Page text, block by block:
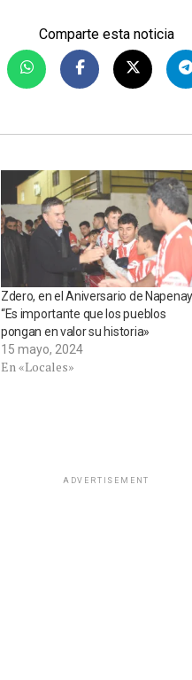
Comparte esta noticia
Zdero, en el Aniversario de
“Es importante que los pueblos
pongan en valor su historia»
15 mayo, 2024
En «Locales»
ADVERTISEMENT